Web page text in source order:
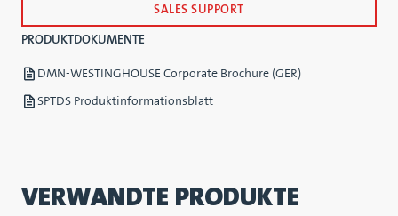
SALES SUPPORT
PRODUKTDOKUMENTE
DMN-WESTINGHOUSE Corporate Brochure (GER)
SPTDS Produktinformationsblatt
VERWANDTE PRODUKTE